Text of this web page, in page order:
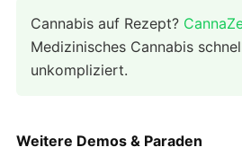
Cannabis auf Rezept?
Medizinisches Cannabis
unkompliziert.
Weitere Demos & Paraden